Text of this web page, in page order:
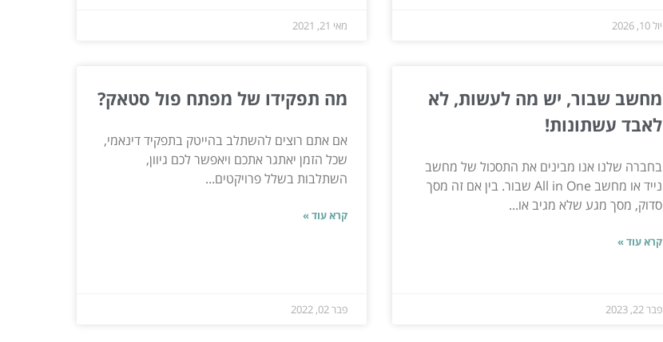
יול 10, 2026 מאי 21, 2021
מחשב שבור, יש מה לעשות, לא
לאבד עשתונות!
בחברה שלנו אנו מבינים את התסכול של מחשב
נייד או מחשב All in One שבור. בין אם זה מסך
סדוק, מסך מגע שלא מגיב או...
קרא עוד »
פבר 22, 2023
מה תפקידו של מפתח פול סטאק?
אם אתם רוצים להשתלב בהייטק בתפקיד דינאמי,
שכל הזמן יאתגר אתכם ויאפשר לכם גיוון,
השתלבות בשלל פרויקטים...
קרא עוד »
פבר 02, 2022